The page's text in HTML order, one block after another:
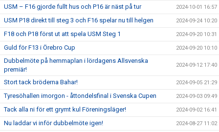
USM – F16 gjorde fullt hus och P16 är näst på tur 2024-10-01 16:57
USM P18 direkt till steg 3 och F16 spelar nu till helgen 2024-09-24 10:20
F18 och P18 först ut att spela USM Steg 1 2024-09-20 10:31
Guld för F13 i Örebro Cup 2024-09-20 10:10
Dubbelmöte på hemmaplan i lördagens Allsvenska
premiär!
2024-09-12 17:40
Stort tack bröderna Bahar! 2024-09-05 21:29
Tyresöhallen imorgon - åttondelsfinal i Svenska Cupen 2024-09-03 09:49
Tack alla ni för ett grymt kul Föreningsläger! 2024-09-02 16:41
Nu laddar vi inför dubbelmöte igen! 2024-08-27 11:02